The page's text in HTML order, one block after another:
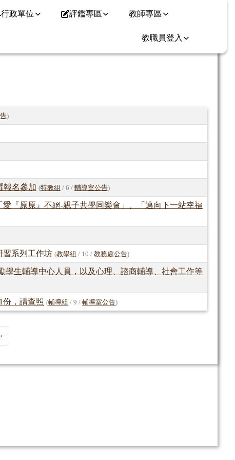
行政單位 評鑑專區 教師專區
教職員登入
)
報名參加 (特教組 / 6 / 輔導室公告)
『原原』不絕-親子共學同樂會」、「邁向下一站幸福
習系列工作坊 (教學組 / 10 /教務處公告)
學生輔導中心人員，以及心理、諮商輔導、社會工作等
份，請查照 (輔導組 / 9 /輔導室公告)